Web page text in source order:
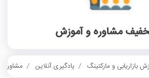
مشاوره و آموزش
بازاریابی و مارکتینگ یادگیری آنلاین مشاوره